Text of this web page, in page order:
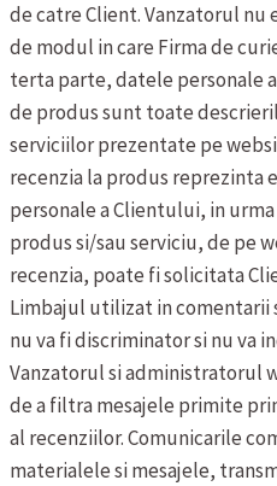
de catre Client. Vanzatorul
de modul in care Firma de
terta parte, datele personale
de produs sunt toate
serviciilor prezentate pe
recenzia la produs
personale a Clientului, in
produs si/sau serviciu, de pe
recenzia, poate fi solicitata
Limbajul utilizat in comentarii
nu va fi discriminator si nu va
Vanzatorul si administratorul
de a filtra mesajele primite
al recenziilor.Comunicarile
materialele si mesajele,